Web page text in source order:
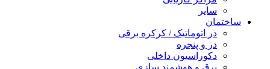
سایر
ساختمان
در اتوماتیک / کرکره برقی
در و پنجره
دکوراسیون داخلی